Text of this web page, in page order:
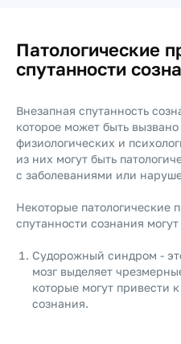
Патологические
спутанности
Внезапная спутанность
которое может быть
физиологических и
из них могут быть
с заболеваниями или
Некоторые патологические
спутанности сознания
Судорожный синдром -
мозг выделяет
которые могут привести
сознания.